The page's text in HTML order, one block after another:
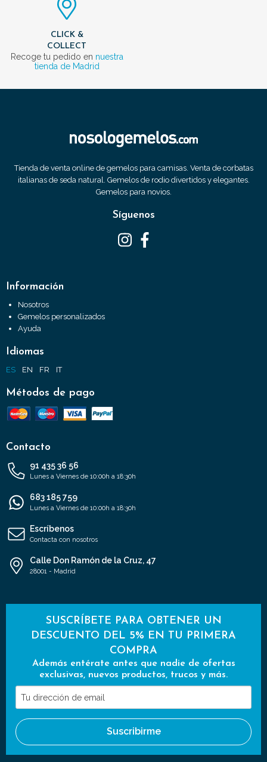
CLICK &
COLLECT
Recoge tu pedido en nuestra
tienda de Madrid
Tienda de venta online de gemelos para camisas. Venta de corbatas
italianas de seda natural. Gemelos de rodio divertidos y elegantes.
Gemelos para novios.
Síguenos
Información
Nosotros
Gemelos personalizados
Ayuda
Idiomas
ES EN FR IT
Métodos de pago
Contacto
91 435 36 56
Lunes a Viernes de 10:00h a 18:30h
683 185 759
Lunes a Viernes de 10:00h a 18:30h
Escríbenos
Contacta con nosotros
Calle Don Ramón de la Cruz, 47
28001 - Madrid
SUSCRÍBETE PARA OBTENER UN
DESCUENTO DEL 5% EN TU PRIMERA
COMPRA
Además entérate antes que nadie de ofertas
exclusivas, nuevos productos, trucos y más.
Tu
dirección
de
email
Suscribirme